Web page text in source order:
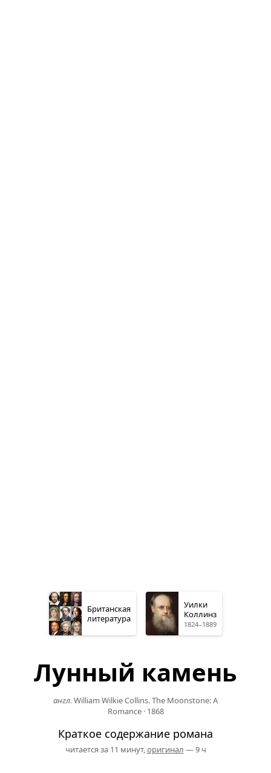
Британская
литература
Уилки
Коллинз
1824–1889
Лунный камень
англ. William Wilkie Collins. The Moonstone: A
Romance· 1868
Краткое содержание романа
читается за 11 минут, оригинал — 9 ч